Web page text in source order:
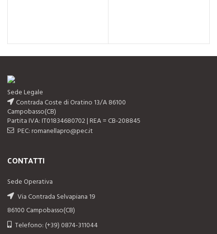
Sede Legale
Contrada Coste di Oratino 13/A 86100
Campobasso(CB)
Partita IVA: IT01834680702 | REA = CB-208845
PEC: romanellapro@pec.it
CONTATTI
Sede Operativa
Via Contrada Selvapiana 19
86100 Campobasso(CB)
Telefono: (+39) 0874-311044